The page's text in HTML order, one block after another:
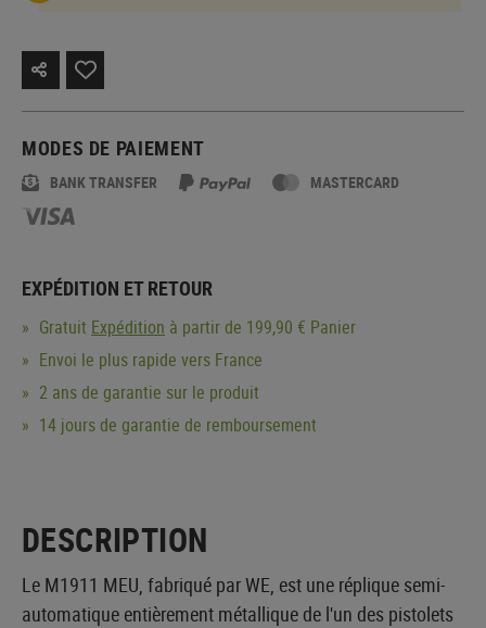
MODES DE PAIEMENT
BANK TRANSFER MASTERCARD
EXPÉDITION ET RETOUR
Gratuit Expédition à partir de 199,90 € Panier
Envoi le plus rapide vers France
2 ans de garantie sur le produit
14 jours de garantie de remboursement
DESCRIPTION
Le M1911 MEU, fabriqué par WE, est une réplique semi-
automatique entièrement métallique de l'un des pistolets